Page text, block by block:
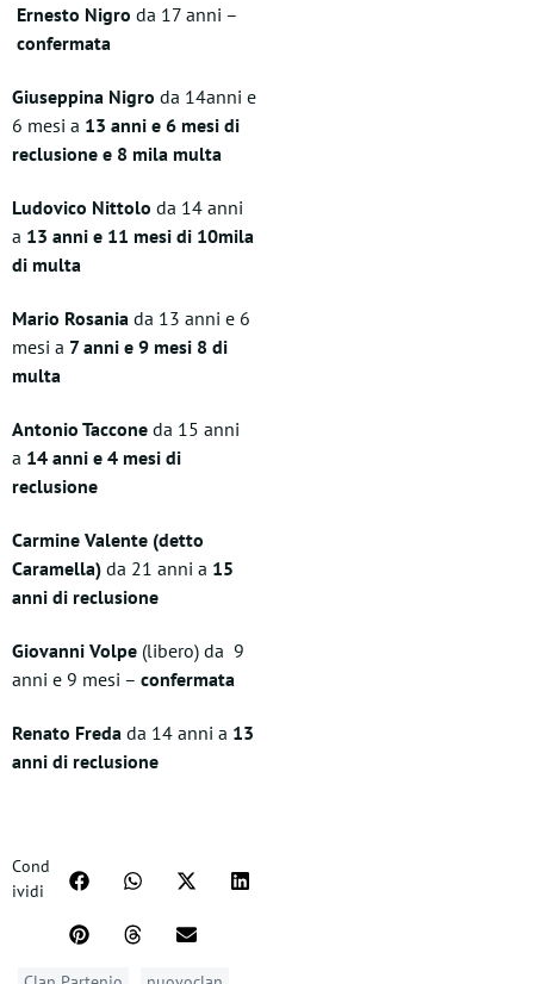
Ernesto Nigro da 17 anni –
confermata
Giuseppina Nigro da 14anni e
6 mesi a 13 anni e 6 mesi di
reclusione e 8 mila multa
Ludovico Nittolo da 14 anni
a 13 anni e 11 mesi di 10mila
di multa
Mario Rosania da 13 anni e 6
mesi a 7 anni e 9 mesi 8 di
multa
Antonio Taccone da 15 anni
a 14 anni e 4 mesi di
reclusione
Carmine Valente (detto
Caramella) da 21 anni a 15
anni di reclusione
Giovanni Volpe (libero) da 9
anni e 9 mesi – confermata
Renato Freda da 14 anni a 13
anni di reclusione
Cond
ividi